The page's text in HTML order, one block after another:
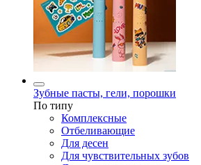
Зубные пасты, гели, порошки
По типу
Комплексные
Отбеливающие
Для десен
Для чувствительных зубов